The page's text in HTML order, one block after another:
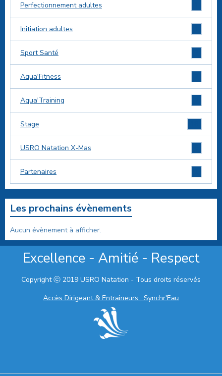
Perfectionnement adultes
Initiation adultes
Sport Santé
Aqua'Fitness
Aqua'Training
Stage
USRO Natation X-Mas
Partenaires
Les prochains évènements
Aucun évènement à afficher.
Excellence - Amitié - Respect
Copyright ⓒ 2019 USRO Natation - Tous droits réservés
Accès Dirigeant & Entraineurs : Synchr'Eau